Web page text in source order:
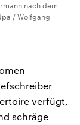
nach dem
/ Wolfgang
verfügt,
schräge